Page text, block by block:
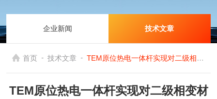
企业新闻 技术文章
首页 - 技术文章 - TEM原位热电一体杆实现对二级相变材料相界的原子尺度准确可重复调控
TEM原位热电一体杆实现对二级相变材